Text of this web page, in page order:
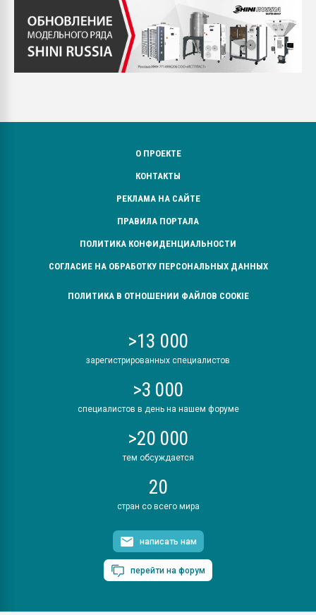
О ПРОЕКТЕ
КОНТАКТЫ
РЕКЛАМА НА САЙТЕ
ПРАВИЛА ПОРТАЛА
ПОЛИТИКА КОНФИДЕНЦИАЛЬНОСТИ
СОГЛАСИЕ НА ОБРАБОТКУ ПЕРСОНАЛЬНЫХ ДАННЫХ
ПОЛИТИКА В ОТНОШЕНИИ ФАЙЛОВ COOKIE
>13 000
зарегистрированных специалистов
>3 000
специалистов в день на нашем форуме
>20 000
тем обсуждается
20
стран со всего мира
написать нам
перейти на форум